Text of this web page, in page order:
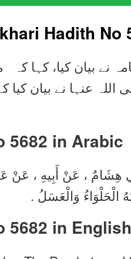
Hadith No
نے بیان کیا، کہا
عنہا نے بیان کیا
5682 in Arabic
هِشَامٌ ، عَنْ أَبِيهِ ،
الْحَلْوَاءُ وَالْعَسَلُ .
5682 in English